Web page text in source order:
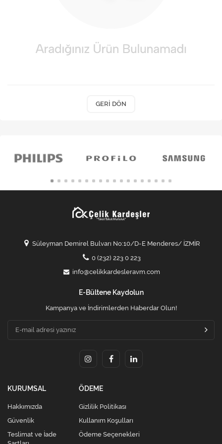
Ev Tekstili
GERI DÖN
Süleyman Demirel Bulvarı No:10/D-E Menderes/ İZMİR
0 (232) 223 0 223
info@celikkardesleravm.com
E-Bültene Kaydolun
Kampanya ve İndirimlerden Haberdar Olun!
KURUMSAL
Hakkımızda
Güvenlik
Teslimat ve İade
ÖDEME
Gizlilik Politikası
Kullanım Koşulları
Ödeme Seçenekleri